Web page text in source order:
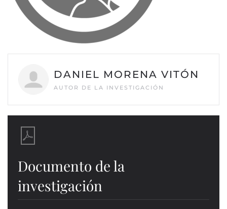
DANIEL MORENA VITÓN
AUTOR DE LA INVESTIGACIÓN
Documento de la
investigación